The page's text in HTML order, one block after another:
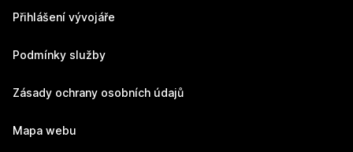
Přihlášení vývojáře
Podmínky služby
Zásady ochrany osobních údajů
Mapa webu